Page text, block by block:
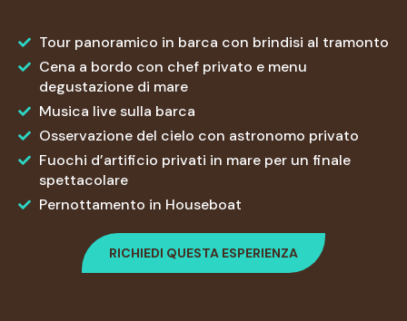
Tour panoramico in barca con brindisi al tramonto
Cena a bordo con chef privato e menu
degustazione di mare
Musica live sulla barca
Osservazione del cielo con astronomo privato
Fuochi d’artificio privati in mare per un finale
spettacolare
Pernottamento in Houseboat
RICHIEDI QUESTA ESPERIENZA